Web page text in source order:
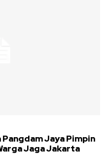
Jaya Pimpin
Jaga Jakarta